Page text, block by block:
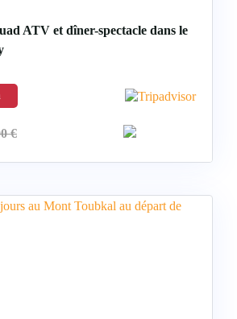
ATV et dîner-spectacle dans le
€